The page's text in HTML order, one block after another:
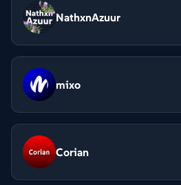
NathxnAzuur
mixo
Corian